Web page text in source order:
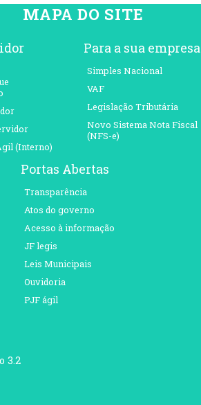
MAPA DO SITE
(Interno)
Para a sua empresa
Simples Nacional
VAF
Legislação Tributária
Novo Sistema Nota Fiscal
(NFS-e)
Portas Abertas
Transparência
Atos do governo
Acesso à informação
JF legis
Leis Municipais
Ouvidoria
PJF ágil
3.2